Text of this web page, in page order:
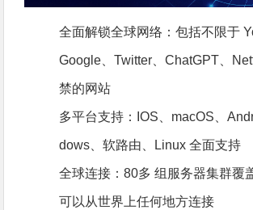
全面解锁全球网络：包括不限于
Google、Twitter、ChatGPT、
禁的网站
多平台支持：IOS、macOS、
dows、软路由、Linux 全面支持
全球连接：80多 组服务器集群覆
可以从世界上任何地方连接